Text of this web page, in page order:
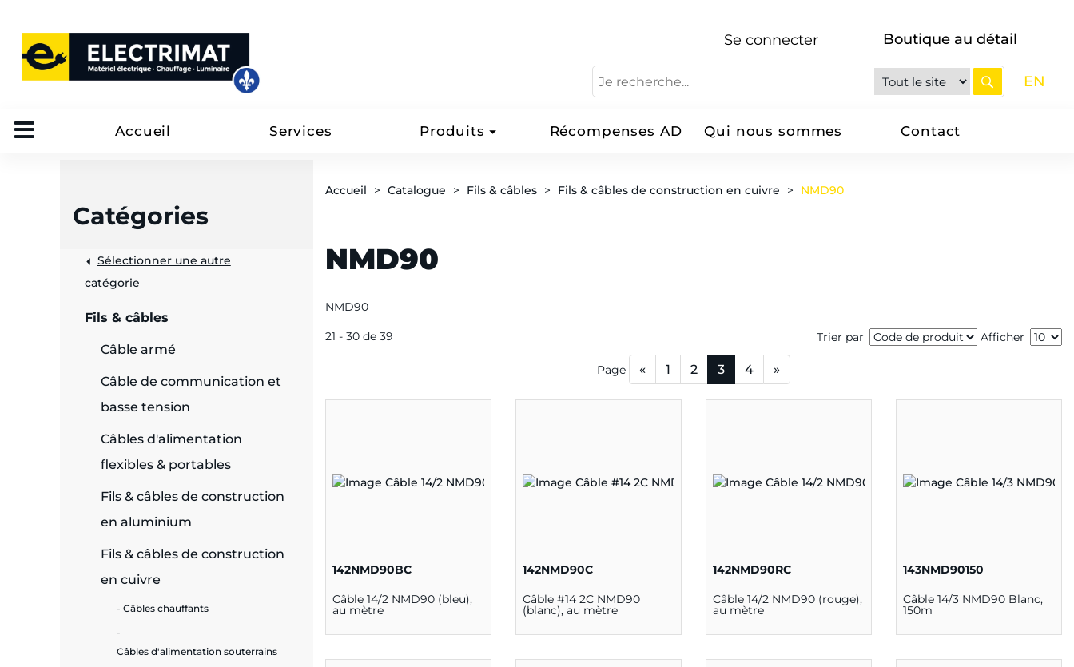
Se connecter Boutique au détail
EN
Accueil Services Produits Récompenses AD Qui nous sommes Contact
Catégories
Sélectionner une autre
catégorie
Fils & câbles
Câble armé
Câble de communication et
basse tension
Câbles d'alimentation
flexibles & portables
Fils & câbles de construction
en aluminium
Fils & câbles de construction
en cuivre
Câbles chauffants
Câbles d'alimentation souterrains
Accueil Catalogue Fils & câbles Fils & câbles de construction en cuivre NMD90
NMD90
NMD90
21 - 30 de 39 Trier par Afficher
Page « 1 2 3 4 »
142NMD90BC
Câble 14/2 NMD90 (bleu),
au mètre
142NMD90C
Câble #14 2C NMD90
(blanc), au mètre
142NMD90RC
Câble 14/2 NMD90 (rouge),
au mètre
143NMD90150
Câble 14/3 NMD90 Blanc,
150m